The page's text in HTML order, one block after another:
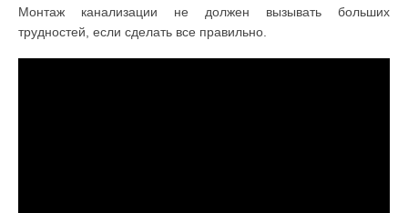
Монтаж канализации не должен вызывать больших
трудностей, если сделать все правильно.